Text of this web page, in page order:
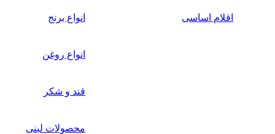
اقلام اساسی انواع برنج
انواع روغن
قند و شکر
محصولات لبنی